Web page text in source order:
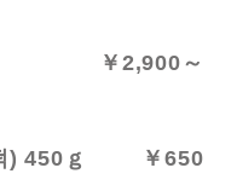
￥2,900～
) 450ｇ ￥650